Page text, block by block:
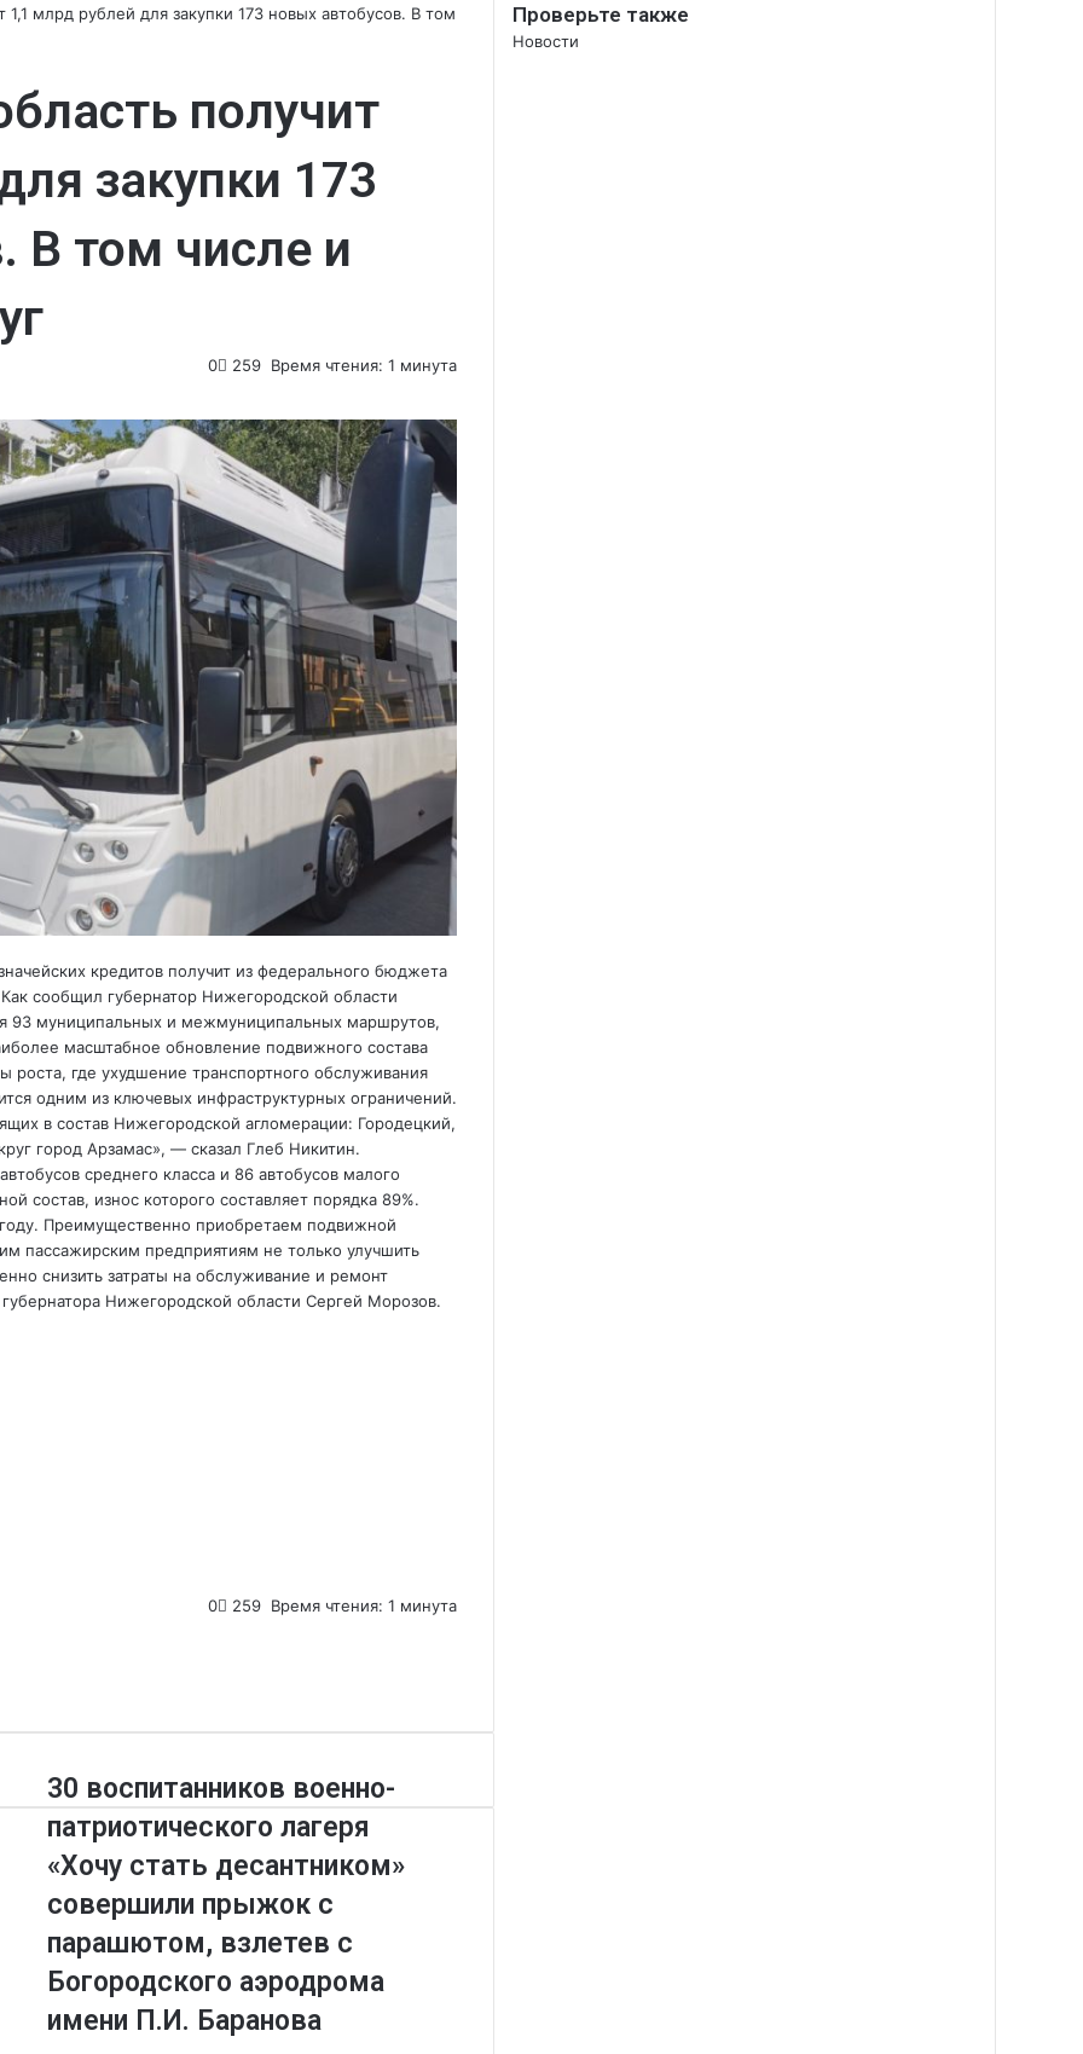
млрд рублей для закупки 173 новых автобусов. В том
получит
закупки 173
В том числе и
0 259 Время чтения: 1 минута
кредитов получит из федерального бюджета
сообщил губернатор Нижегородской области
93 муниципальных и межмуниципальных маршрутов,
масштабное обновление подвижного состава
где ухудшение транспортного обслуживания
одним из ключевых инфраструктурных ограничений.
в состав Нижегородской агломерации: Городецкий,
город Арзамас», — сказал Глеб Никитин.
среднего класса и 86 автобусов малого
состав, износ которого составляет порядка 89%.
Преимущественно приобретаем подвижной
пассажирским предприятиям не только улучшить
снизить затраты на обслуживание и ремонт
Нижегородской области Сергей Морозов.
0 259 Время чтения: 1 минута
30 воспитанников военно-
патриотического лагеря
«Хочу стать десантником»
совершили прыжок с
парашютом, взлетев с
Богородского аэродрома
имени П.И. Баранова
Проверьте также
Закрыть
Новости